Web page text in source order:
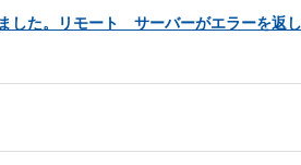
した。リモート サーバーがエラーを返